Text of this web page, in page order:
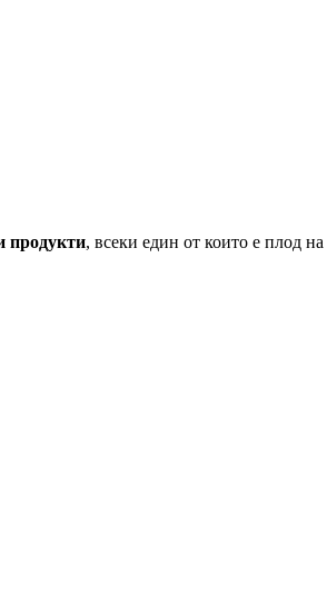
продукти, всеки един от които е плод на